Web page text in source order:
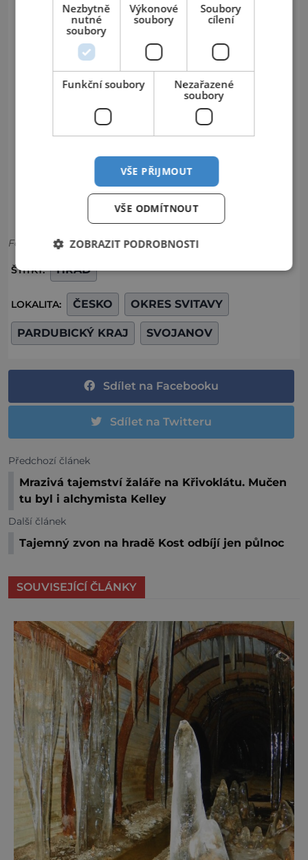
Foto: Wikipedia
ŠTÍTKY: HRAD
LOKALITA: ČESKO OKRES SVITAVY
PARDUBICKÝ KRAJ SVOJANOV
Sdílet na Facebooku
Sdílet na Twitteru
Předchozí článek
Mrazivá tajemství žaláře na Křivoklátu. Mučen
tu byl i alchymista Kelley
Další článek
Tajemný zvon na hradě Kost odbíjí jen půlnoc
SOUVISEJÍCÍ ČLÁNKY
Nezbytně
nutné
soubory
Výkonové
soubory
Soubory
cílení
Funkční soubory
Nezařazené
soubory
VŠE PŘIJMOUT
VŠE ODMÍTNOUT
ZOBRAZIT PODROBNOSTI